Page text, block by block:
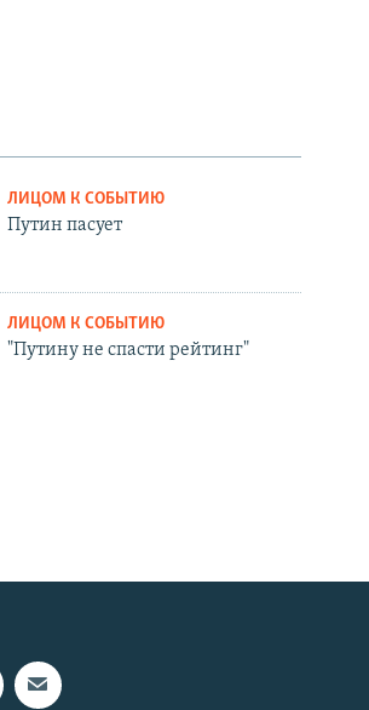
ЛИЦОМ К СОБЫТИЮ
Путин пасует
ЛИЦОМ К СОБЫТИЮ
"Путину не спасти рейтинг"